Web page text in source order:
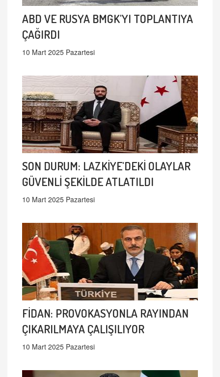
ABD VE RUSYA BMGK'YI TOPLANTIYA
ÇAĞIRDI
10 Mart 2025 Pazartesi
SON DURUM: LAZKİYE'DEKİ OLAYLAR
GÜVENLİ ŞEKİLDE ATLATILDI
10 Mart 2025 Pazartesi
FİDAN: PROVOKASYONLA RAYINDAN
ÇIKARILMAYA ÇALIŞILIYOR
10 Mart 2025 Pazartesi